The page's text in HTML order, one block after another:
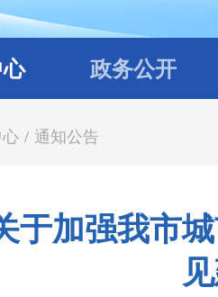
政务公开
/ 通知公告
于加强我市